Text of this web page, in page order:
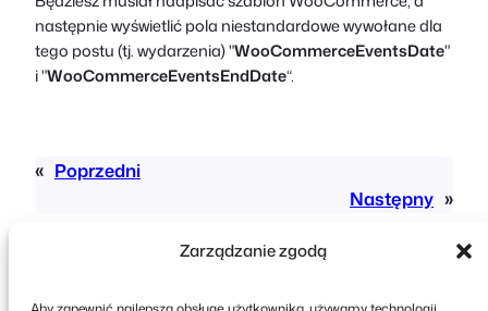
Zarządzanie zgodą
następnie wyświetlić pola niestandardowe wywołane dla
tego postu (tj. wydarzenia) "WooCommerceEventsDate"
i "WooCommerceEventsEndDate“.
« Poprzedni
Następny »